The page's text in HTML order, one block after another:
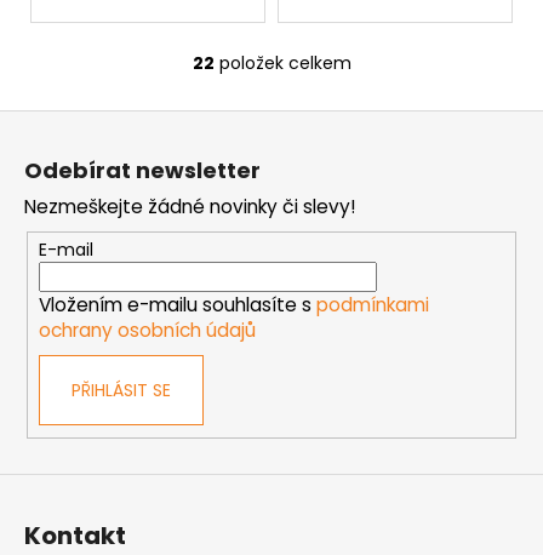
O
v
a
c
í
p
r
ý
p
22 položek celkem
Z
Odebírat newsletter
Nezmeškejte žádné novinky či slevy!
E-mail
Vložením e-mailu souhlasíte s podmínkami
ochrany osobních údajů
PŘIHLÁSIT SE
Kontakt